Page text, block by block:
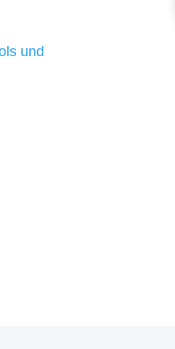
und